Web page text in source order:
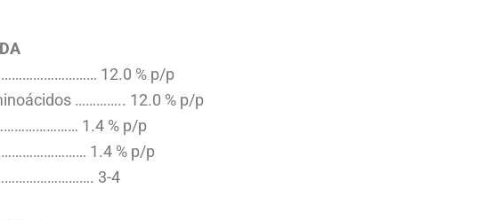
12.0 % p/p
………….. 12.0 % p/p
1.4 % p/p
1.4 % p/p
3-4